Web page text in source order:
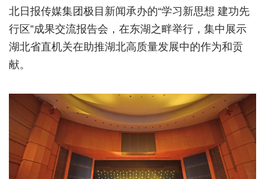
城建
科教
悠游
相亲
汽车
房产
北日报传媒集团极目新闻承办的“学习新思想 建功先
行区”成果交流报告会，在东湖之畔举行，集中展示
湖北省直机关在助推湖北高质量发展中的作为和贡
献。